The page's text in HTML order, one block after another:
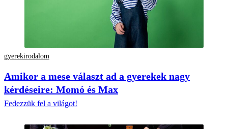
gyerekirodalom
Amikor a mese választ ad a gyerekek nagy
kérdéseire: Momó és Max
Fedezzük fel a világot!